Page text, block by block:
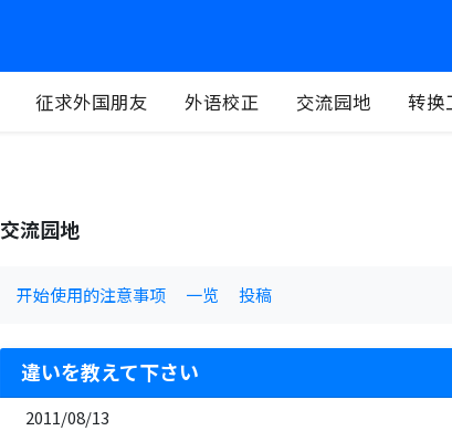
征求外国朋友 外语校正 交流园地 转换
交流园地
开始使用的注意事项 一览 投稿
違いを教えて下さい
2011/08/13